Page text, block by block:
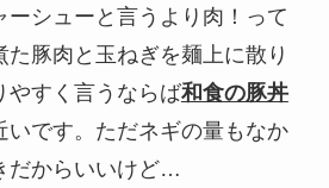
ーシューと言うより肉！って
豚肉と玉ねぎを麺上に散り
やすく言うならば和食の豚丼
いです。ただネギの量もなか
だからいいけど…